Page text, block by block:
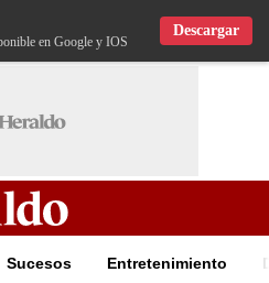
en Google y IOS
Descargar
Sucesos Entretenimiento